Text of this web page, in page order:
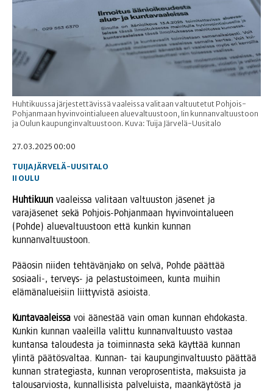
Huhtikuussa järjestettävissä vaaleissa valitaan valtuutetut Pohjois-
Pohjanmaan hyvinvointialueen aluevaltuustoon, Iin kunnanvaltuustoon
ja Oulun kaupunginvaltuustoon. Kuva: Tuija Järvelä-Uusitalo
27.03.2025 00:00
TUIJA JÄRVELÄ-UUSITALO
II OULU
Huh­ti­kuun vaa­leis­sa vali­taan val­tuus­ton jäse­net ja
vara­jä­se­net sekä Poh­jois-Poh­jan­maan hyvin­voin­ta­lu­een
(Poh­de) alue­val­tuus­toon että kun­kin kun­nan
kunnanvaltuustoon.
Pää­osin nii­den teh­tä­vän­ja­ko on sel­vä, Poh­de päät­tää
sosiaali‑, ter­veys- ja pelas­tus­toi­meen, kun­ta mui­hin
elä­mä­na­luei­siin liit­ty­vis­tä asioista.
Kun­ta­vaa­leis­sa voi äänes­tää vain oman kun­nan ehdo­kas­ta.
Kun­kin kun­nan vaa­leil­la valit­tu kun­nan­val­tuus­to vas­taa
kun­tan­sa talou­des­ta ja toi­min­nas­ta sekä käyt­tää kun­nan
ylin­tä pää­tös­val­taa. Kun­nan- tai kau­pun­gin­val­tuus­to päät­tää
kun­nan stra­te­gias­ta, kun­nan vero­pro­sen­tis­ta, mak­suis­ta ja
talous­ar­vios­ta, kun­nal­li­sis­ta pal­ve­luis­ta, maan­käy­tös­tä ja